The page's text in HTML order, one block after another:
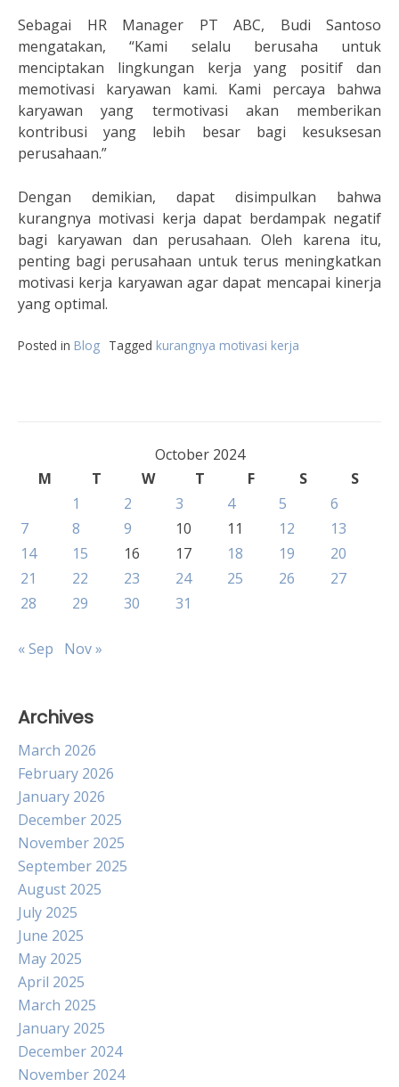
Sebagai HR Manager PT ABC, Budi Santoso
mengatakan, “Kami selalu berusaha untuk
menciptakan lingkungan kerja yang positif dan
memotivasi karyawan kami. Kami percaya bahwa
karyawan yang termotivasi akan memberikan
kontribusi yang lebih besar bagi kesuksesan
perusahaan.”
Dengan demikian, dapat disimpulkan bahwa
kurangnya motivasi kerja dapat berdampak negatif
bagi karyawan dan perusahaan. Oleh karena itu,
penting bagi perusahaan untuk terus meningkatkan
motivasi kerja karyawan agar dapat mencapai kinerja
yang optimal.
Posted in Blog Tagged kurangnya motivasi kerja
October 2024
M
T W T F S
S
1
2 3 4 5
6
7
8 9 10 11 12
13
14
15 16 17 18 19
20
21
22 23 24 25 26
27
28
29 30 31
« Sep Nov »
Archives
March 2026
February 2026
January 2026
December 2025
November 2025
September 2025
August 2025
July 2025
June 2025
May 2025
April 2025
March 2025
January 2025
December 2024
November 2024